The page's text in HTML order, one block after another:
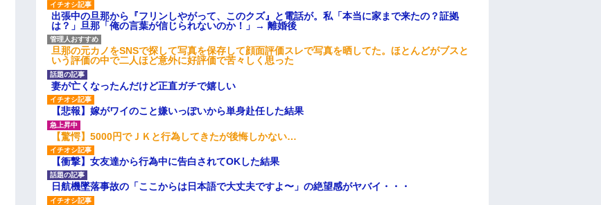
出張中の旦那から『フリンしやがって、このクズ』と電話が。私「本当に家まで来たの？証拠
は？」旦那「俺の言葉が信じられないのか！」→ 離婚後
旦那の元カノをSNSで探して写真を保存して顔面評価スレで写真を晒してた。ほとんどがブスと
いう評価の中で二人ほど意外に好評価で苦々しく思った
妻が亡くなったんだけど正直ガチで嬉しい
【悲報】嫁がワイのこと嫌いっぽいから単身赴任した結果
【驚愕】5000円でＪＫと行為してきたが後悔しかない…
【衝撃】女友達から行為中に告白されてOKした結果
日航機墜落事故の「ここからは日本語で大丈夫ですよ〜」の絶望感がヤバイ・・・